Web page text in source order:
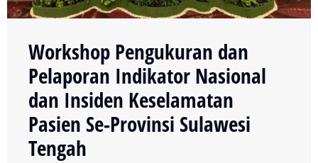
Workshop Pengukuran dan
Pelaporan Indikator Nasional
dan Insiden Keselamatan
Pasien Se-Provinsi Sulawesi
Tengah